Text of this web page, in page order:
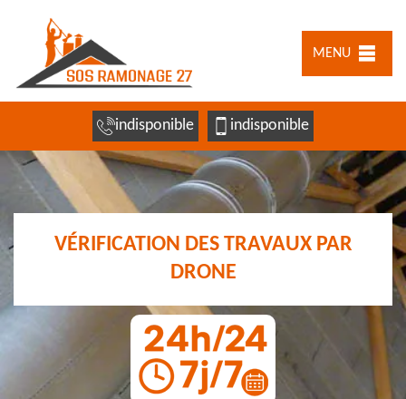
MENU
indisponible indisponible
VÉRIFICATION DES TRAVAUX PAR
DRONE